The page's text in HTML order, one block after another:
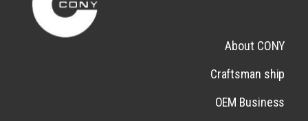
About CONY
Craftsman ship
OEM Business